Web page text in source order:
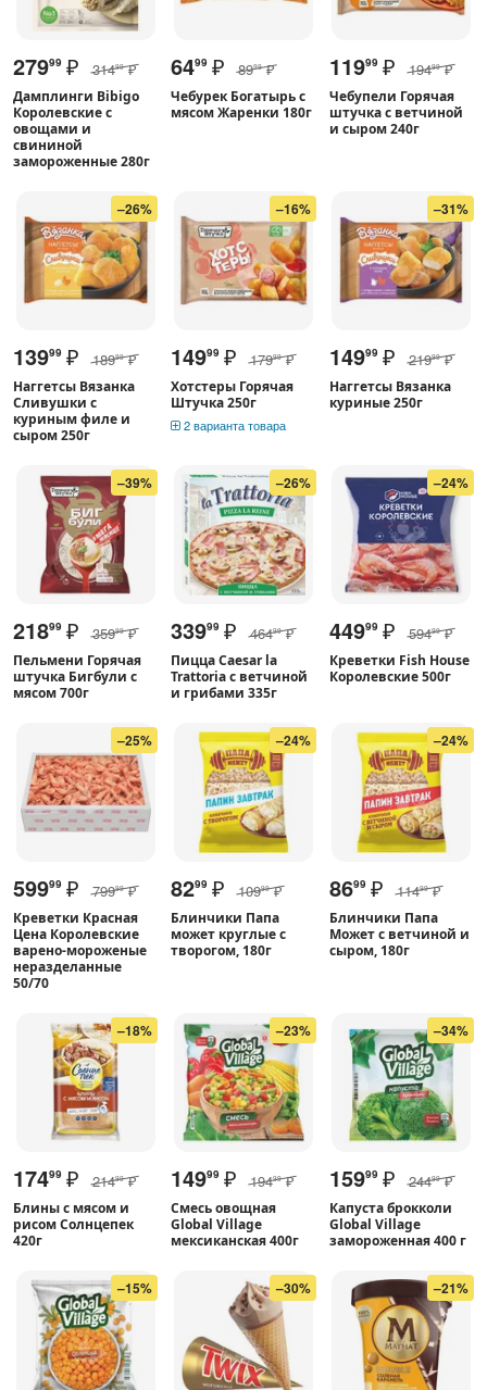
27999 ₽ 31499 ₽
Дамплинги Bibigo
Королевские с
овощами и
свининой
замороженные 280г
6499 ₽ 8999 ₽
Чебурек Богатырь с
мясом Жаренки 180г
11999 ₽ 19499 ₽
Чебупели Горячая
штучка с ветчиной
и сыром 240г
–26%
13999 ₽ 18999 ₽
Наггетсы Вязанка
Сливушки с
куриным филе и
сыром 250г
–16%
14999 ₽ 17999 ₽
Хотстеры Горячая
Штучка 250г
2 варианта товара
–31%
14999 ₽ 21999 ₽
Наггетсы Вязанка
куриные 250г
–39%
21899 ₽ 35999 ₽
Пельмени Горячая
штучка Бигбули с
мясом 700г
–26%
33999 ₽ 46499 ₽
Пицца Caesar la
Trattoria c ветчиной
и грибами 335г
–24%
44999 ₽ 59499 ₽
Креветки Fish House
Королевские 500г
–25%
59999 ₽ 79999 ₽
Креветки Красная
Цена Королевские
варено-мороженые
неразделанные
50/70
–24%
8299 ₽ 10999 ₽
Блинчики Папа
может круглые с
творогом, 180г
–24%
8699 ₽ 11499 ₽
Блинчики Папа
Может с ветчиной и
сыром, 180г
–18%
17499 ₽ 21499 ₽
Блины с мясом и
рисом Солнцепек
420г
–23%
14999 ₽ 19499 ₽
Смесь овощная
Global Village
мексиканская 400г
–34%
15999 ₽ 24499 ₽
Капуста брокколи
Global Village
замороженная 400 г
–15% –30% –21%